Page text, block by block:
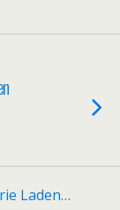
Laden…